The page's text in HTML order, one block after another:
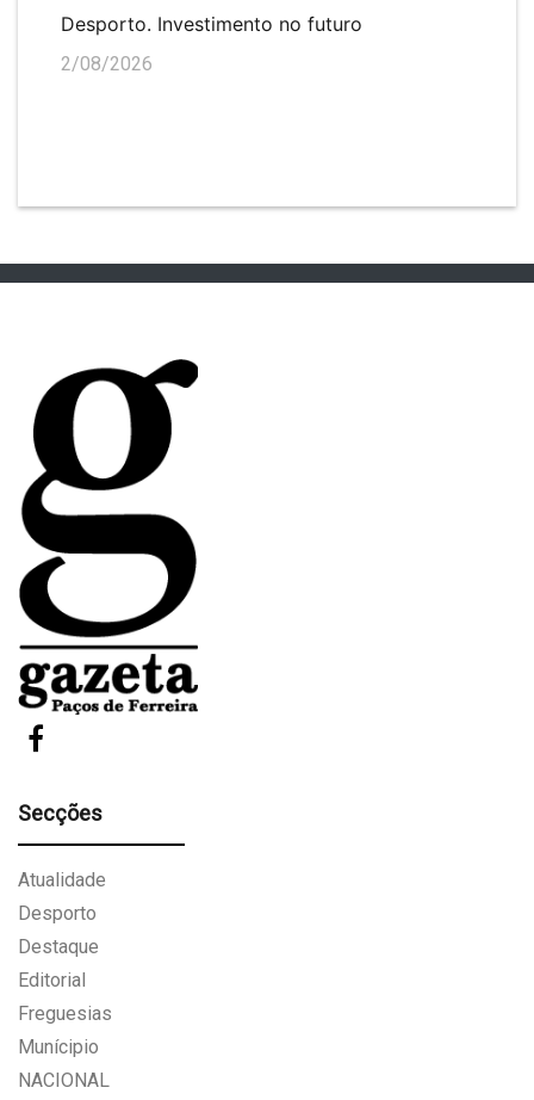
Desporto. Investimento no futuro
2/08/2026
Secções
Atualidade
Desporto
Destaque
Editorial
Freguesias
Munícipio
NACIONAL